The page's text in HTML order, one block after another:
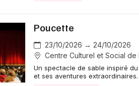
Poucette
23/10/2026 → 24/10/2026
Centre Culturel et Social
Un spectacle de sable inspiré
et ses aventures